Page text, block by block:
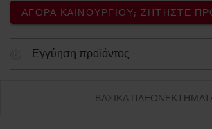
ΑΓΟΡΆ ΚΑΙΝΟΎΡΓΙΟΥ; ΖΗΤΉΣΤΕ
Εγγύηση προϊόντος
ΒΑΣΙΚΆ